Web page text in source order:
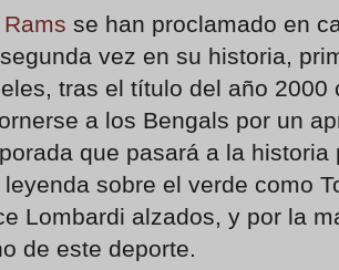
se han proclamado en
vez en su historia,
tras el título del año 2000
a los Bengals por un
que pasará a la
leyenda sobre el verde como
Lombardi alzados, y por la
de este deporte.